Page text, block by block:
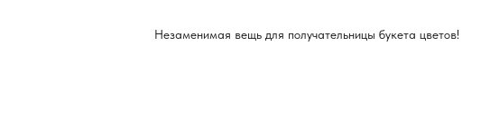
Незаменимая вещь для получательницы букета цветов!